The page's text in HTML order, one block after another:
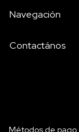
Navegación
Contactános
Métodos de pago